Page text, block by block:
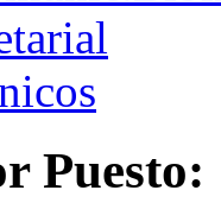
Puesto: